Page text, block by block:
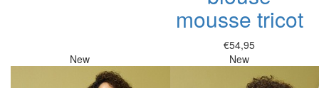
mousse tricot
€54,95
New
New